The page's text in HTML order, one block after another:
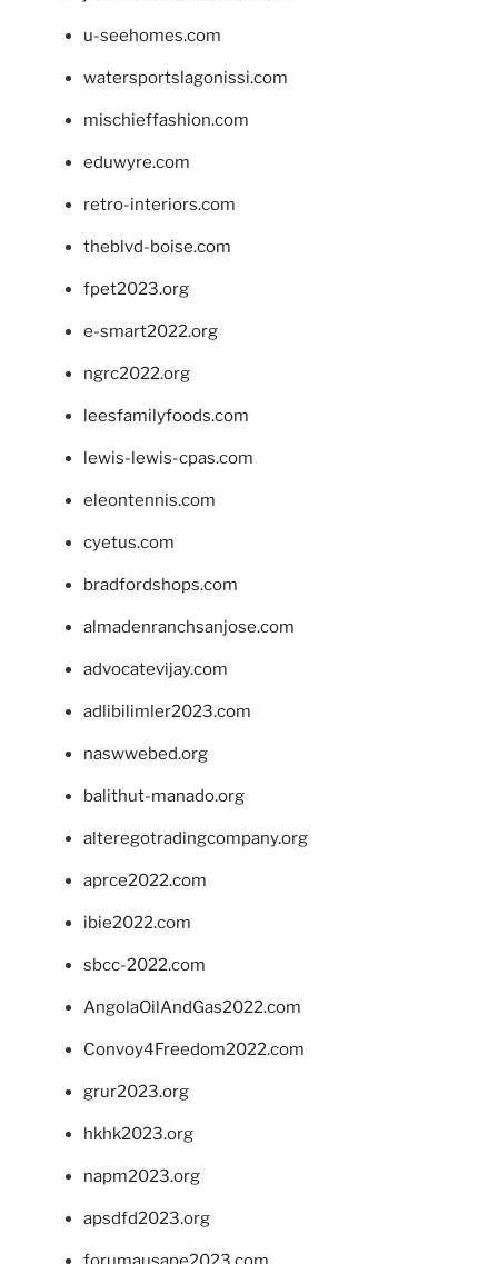
u-seehomes.com
watersportslagonissi.com
mischieffashion.com
eduwyre.com
retro-interiors.com
theblvd-boise.com
fpet2023.org
e-smart2022.org
ngrc2022.org
leesfamilyfoods.com
lewis-lewis-cpas.com
eleontennis.com
cyetus.com
bradfordshops.com
almadenranchsanjose.com
advocatevijay.com
adlibilimler2023.com
naswwebed.org
balithut-manado.org
alteregotradingcompany.org
aprce2022.com
ibie2022.com
sbcc-2022.com
AngolaOilAndGas2022.com
Convoy4Freedom2022.com
grur2023.org
hkhk2023.org
napm2023.org
apsdfd2023.org